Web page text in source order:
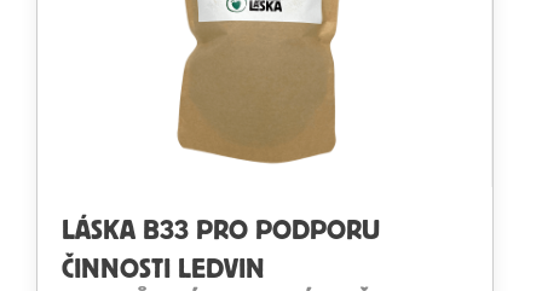
LÁSKA B33 PRO PODPORU
ČINNOSTI LEDVIN